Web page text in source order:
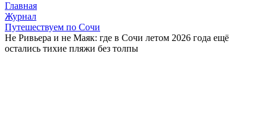
Главная
Журнал
Путешествуем по Сочи
Не Ривьера и не Маяк: где в Сочи летом 2026 года ещё
остались тихие пляжи без толпы